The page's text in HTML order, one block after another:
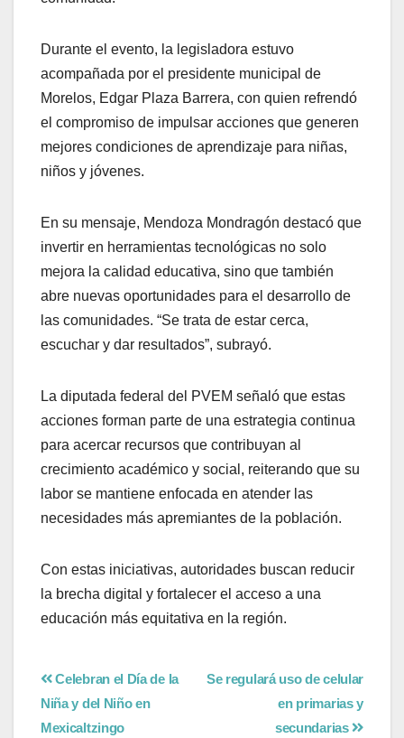
Durante el evento, la legisladora estuvo
acompañada por el presidente municipal de
Morelos, Edgar Plaza Barrera, con quien refrendó
el compromiso de impulsar acciones que generen
mejores condiciones de aprendizaje para niñas,
niños y jóvenes.
En su mensaje, Mendoza Mondragón destacó que
invertir en herramientas tecnológicas no solo
mejora la calidad educativa, sino que también
abre nuevas oportunidades para el desarrollo de
las comunidades. “Se trata de estar cerca,
escuchar y dar resultados”, subrayó.
La diputada federal del PVEM señaló que estas
acciones forman parte de una estrategia continua
para acercar recursos que contribuyan al
crecimiento académico y social, reiterando que su
labor se mantiene enfocada en atender las
necesidades más apremiantes de la población.
Con estas iniciativas, autoridades buscan reducir
la brecha digital y fortalecer el acceso a una
educación más equitativa en la región.
Se regulará uso de celular
en primarias y
secundarias
Celebran el Día de la
Niña y del Niño en
Mexicaltzingo